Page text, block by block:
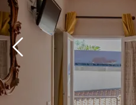
garantito
Migliori condizioni di
cancellazione
Upgrade gratuito
secondo disponibilità
Early check-in